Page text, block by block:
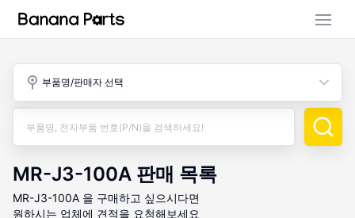
부품명/판매자 선택
MR-J3-100A 판매 목록
MR-J3-100A 을 구매하고 싶으시다면
원하시는 업체에 견적을 요청해보세요